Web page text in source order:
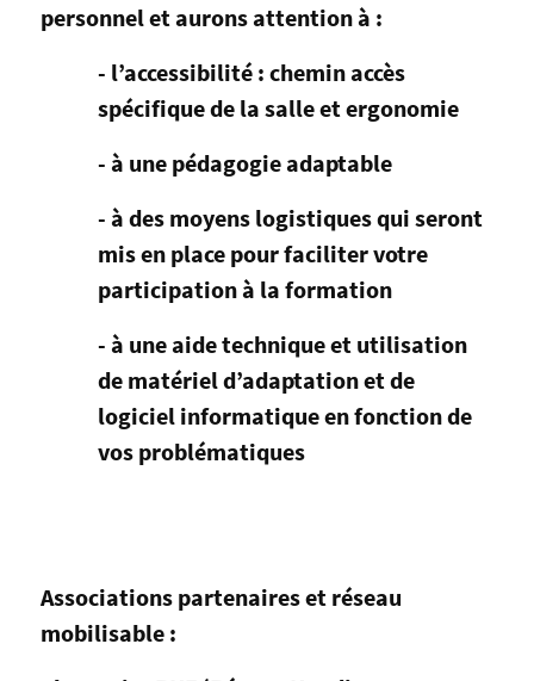
personnel et aurons attention à :
- l’accessibilité : chemin accès
spécifique de la salle et ergonomie
- à une pédagogie adaptable
- à des moyens logistiques qui seront
mis en place pour faciliter votre
participation à la formation
- à une aide technique et utilisation
de matériel d’adaptation et de
logiciel informatique en fonction de
vos problématiques
Associations partenaires et réseau
mobilisable :